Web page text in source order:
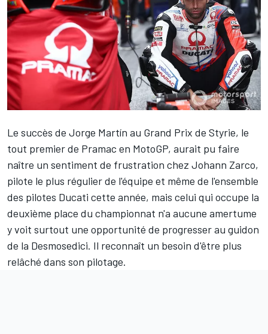
Le succès de Jorge Martín au Grand Prix de Styrie, le
tout premier de Pramac en MotoGP, aurait pu faire
naître un sentiment de frustration chez Johann Zarco,
pilote le plus régulier de l'équipe et même de l'ensemble
des pilotes Ducati cette année, mais celui qui occupe la
deuxième place du championnat n'a aucune amertume
y voit surtout une opportunité de progresser au guidon
de la Desmosedici. Il reconnaît un besoin d'être plus
relâché dans son pilotage.